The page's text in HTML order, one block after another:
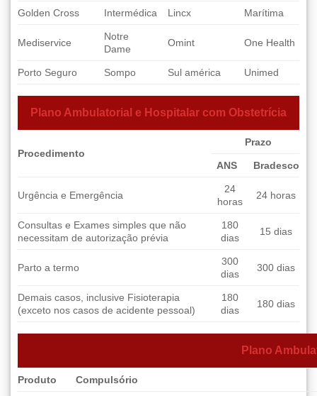
Golden Cross Intermédica Lincx Marítima
Mediservice
Notre
Dame
Omint One Health
Porto Seguro Sompo Sul américa Unimed
Plano Ambulatorial e Hospitalar com Obstetrícia
Procedimento
Prazo
ANS Bradesco
Urgência e Emergência
24
horas
24 horas
Consultas e Exames simples que não
necessitam de autorização prévia
180
dias
15 dias
Parto a termo
300
dias
300 dias
Demais casos, inclusive Fisioterapia
(exceto nos casos de acidente pessoal)
180
dias
180 dias
Plano
Produto Compulsório